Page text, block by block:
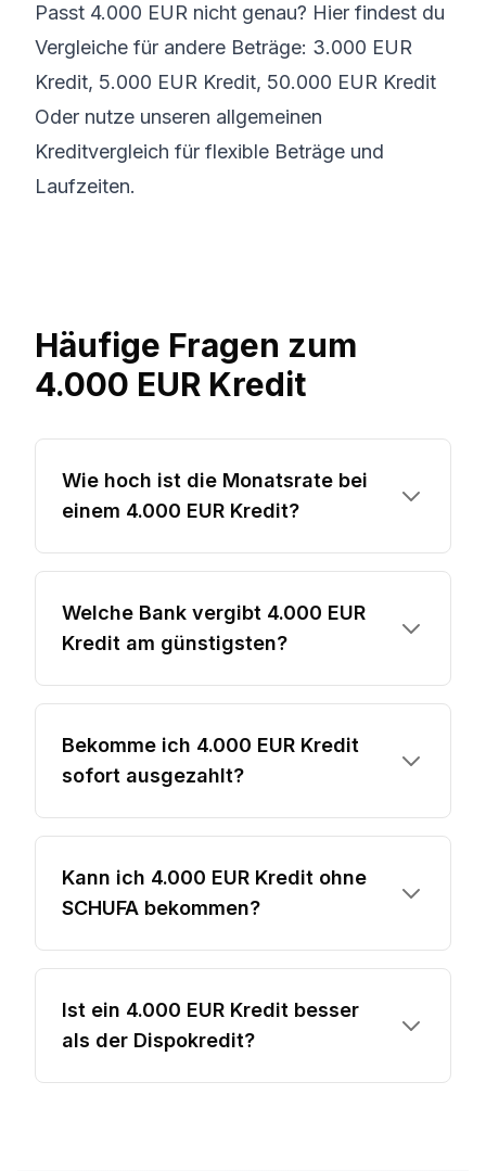
Passt 4.000 EUR nicht genau? Hier findest du
Vergleiche für andere Beträge: 3.000 EUR
Kredit, 5.000 EUR Kredit, 50.000 EUR Kredit
Oder nutze unseren allgemeinen
Kreditvergleich für flexible Beträge und
Laufzeiten.
Häufige Fragen zum
4.000 EUR Kredit
Wie hoch ist die Monatsrate bei
einem 4.000 EUR Kredit?
Welche Bank vergibt 4.000 EUR
Kredit am günstigsten?
Bekomme ich 4.000 EUR Kredit
sofort ausgezahlt?
Kann ich 4.000 EUR Kredit ohne
SCHUFA bekommen?
Ist ein 4.000 EUR Kredit besser
als der Dispokredit?